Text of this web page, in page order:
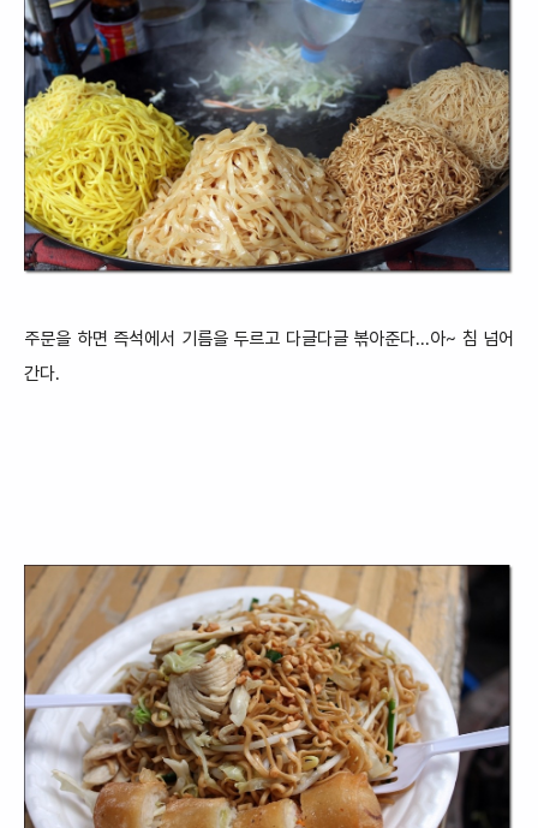
주문을 하면 즉석에서 기름을 두르고 다글다글 볶아준다...아~ 침 넘어
간다.